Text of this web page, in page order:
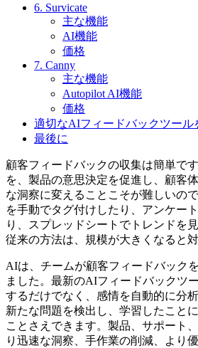
6. Survicate
主な機能
AI機能
価格
7. Canny
主な機能
Autopilot AI機能
価格
適切なAIフィードバックツール
最後に
顧客フィードバックの収集は簡単で
を、製品の意思決定を促進し、顧客
な洞察に変えることこそが難しいの
を手動でタグ付けしたり、アンケー
り、スプレッドシートでトレンドを
従来の方法は、規模が大きくなると
AIは、チームが顧客フィードバック
ました。最新のAIフィードバックツ
するだけでなく、感情を自動的に分
新たな問題を検出し、学習したこと
ことさえできます。製品、サポート
り迅速な洞察、手作業の削減、より